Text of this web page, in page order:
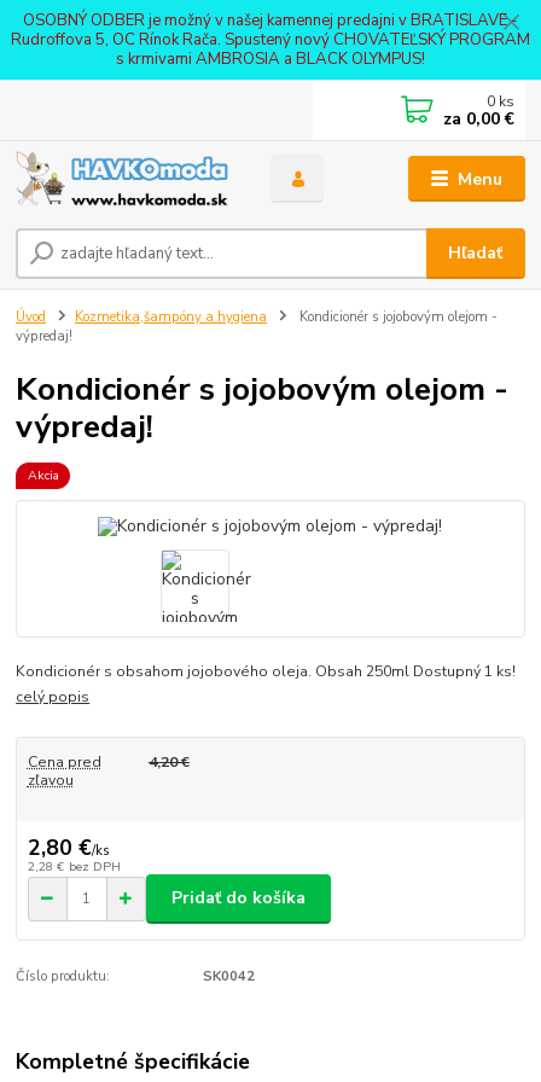
OSOBNÝ ODBER je možný v našej kamennej predajni v BRATISLAVE -
Rudroffova 5, OC Rínok Rača. Spustený nový CHOVATEĽSKÝ PROGRAM
s krmivami AMBROSIA a BLACK OLYMPUS!
Menu
Hľadať
0 ks
za 0,00 €
Úvod Kozmetika,šampóny a hygiena
Kondicionér s jojobovým olejom -
výpredaj!
Kondicionér s jojobovým olejom -
výpredaj!
Akcia
Kondicionér s obsahom jojobového oleja. Obsah 250ml Dostupný 1 ks!
celý popis
Cena pred
zľavou
4,20 €
2,80 €/ks
2,28 € bez DPH
Pridať do košíka
Číslo produktu: SK0042
Kompletné špecifikácie